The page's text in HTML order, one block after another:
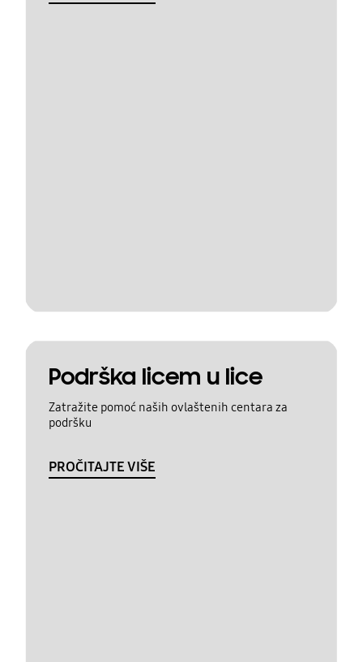
Podrška licem u lice
Zatražite pomoć naših ovlaštenih centara za
podršku
PROČITAJTE VIŠE